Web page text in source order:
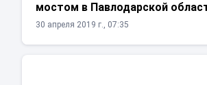
мостом в Павлодарской
30 апреля 2019 г., 07:35